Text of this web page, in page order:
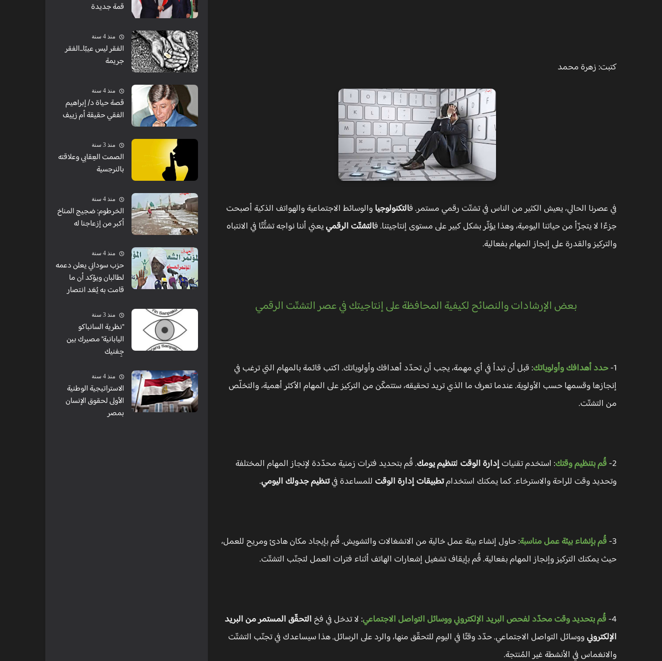
كتبت: زهرة محمد
في عصرنا الحالي، يعيش الكثير من الناس في تشتّت رقمي مستمر. فالتكنولوجياوالوسائط الاجتماعية والهواتف الذكية أصبحت
جزءًا لا يتجزّأ من حياتنا اليومية، وهذا يؤثّر بشكل كبير على مستوى إنتاجيتنا. فالتشتّت الرقمييعني أننا نواجه تشتُّتًا في الانتباه
والتركيز والقدرة على إنجاز المهام بفعالية.
بعض الإرشادات والنصائح لكيفية المحافظة على إنتاجيتك في عصر التشتّت الرقمي
1- حدد أهدافك وأولوياتك: قبل أن تبدأ في أي مهمة، يجب أن تحدّد أهدافك وأولوياتك. اكتب قائمة بالمهام التي ترغب في
إنجازها وقسمها حسب الأولوية. عندما تعرف ما الذي تريد تحقيقه، ستتمكّن من التركيز على المهام الأكثر أهمية، والتخلّص
من التشتّت.
2- قُم بتنظيم وقتك: استخدم تقنياتإدارة الوقت لتنظيم يومك. قُم بتحديد فترات زمنية محدّدة لإنجاز المهام المختلفة
وتحديد وقت للراحة والاسترخاء. كما يمكنك استخدامتطبيقات إدارة الوقت للمساعدة فيتنظيم جدولك اليومي.
3- قُم بإنشاء بيئة عمل مناسبة: حاول إنشاء بيئة عمل خالية من الانشغالات والتشويش. قُم بإيجاد مكان هادئ ومريح للعمل،
حيث يمكنك التركيز وإنجاز المهام بفعالية. قُم بإيقاف تشغيل إشعارات الهاتف أثناء فترات العمل لتجنّب التشتّت.
4- قُم بتحديد وقت محدّد لفحص البريد الإلكتروني ووسائل التواصل الاجتماعي: لا تدخل في فخ التحقّق المستمر من البريد
الإلكترونيووسائل التواصل الاجتماعي. حدّد وقتًا في اليوم للتحقّق منها، والرد على الرسائل. هذا سيساعدك في تجنّب التشتّت
والانغماس في الأنشطة غير المُنتجة.
قمة جديدة
منذ 4 سنة
الفقر ليس عيبًا...الفقر
جريمة
منذ 4 سنة
قصة حياة د/ إبراهيم
الفقي حقيقة أم زييف
منذ 3 سنة
الصمت العِقابي وعلاقته
بالنرجسية
منذ 4 سنة
الخرطوم: ضجيج المناخ
أكبر من إزعاجنا له
منذ 4 سنة
حزب سوداني يعلن دعمه
لطالبان ويؤكد أن ما
قامت به يُعَد انتصار
منذ 3 سنة
"نظرية السانباكو
اليابانية" مصيرك بين
جِفنيك
منذ 4 سنة
الاستراتيجية الوطنية
الأولى لحقوق الإنسان
بمصر